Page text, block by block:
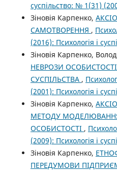
суспільство: № 1(31)
Зіновія Карпенко,
САМОТВОРЕННЯ ,
(2016): Психологія і
Зіновія Карпенко,
НЕВРОЗИ
СУСПІЛЬСТВА ,
(2001): Психологія і
Зіновія Карпенко,
МЕТОДУ
ОСОБИСТОСТІ ,
(2009): Психологія і
Зіновія Карпенко,
ПЕРЕДУМОВИ